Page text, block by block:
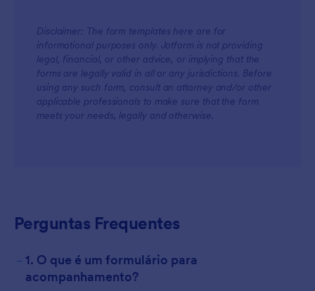
Disclaimer: The form templates here are for
informational purposes only. Jotform is not providing
legal, financial, or other advice, or implying that the
forms are legally valid in all or any jurisdictions. Before
using any such form, consult an attorney and/or other
applicable professionals to make sure that the form
meets your needs, legally and otherwise.
Perguntas Frequentes
- 1. O que é um formulário para
acompanhamento?